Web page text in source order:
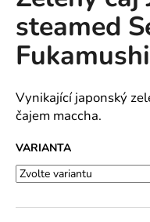
z
5
hvězdiček.
steamed
Vynikající japonský
čajem maccha.
VARIANTA
a
j
í
?
HLEDAT